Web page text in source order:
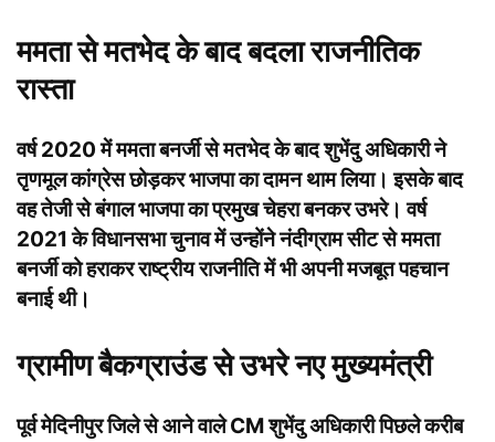
ममता से मतभेद के बाद बदला राजनीतिक
रास्ता
वर्ष 2020 में ममता बनर्जी से मतभेद के बाद शुभेंदु अधिकारी ने
तृणमूल कांग्रेस छोड़कर भाजपा का दामन थाम लिया। इसके बाद
वह तेजी से बंगाल भाजपा का प्रमुख चेहरा बनकर उभरे। वर्ष
2021 के विधानसभा चुनाव में उन्होंने नंदीग्राम सीट से ममता
बनर्जी को हराकर राष्ट्रीय राजनीति में भी अपनी मजबूत पहचान
बनाई थी।
ग्रामीण बैकग्राउंड से उभरे नए मुख्यमंत्री
पूर्व मेदिनीपुर जिले से आने वाले CM शुभेंदु अधिकारी पिछले करीब